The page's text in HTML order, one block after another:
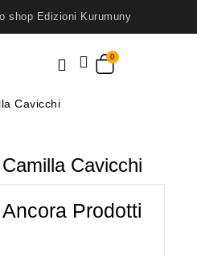
shop Edizioni Kurumuny
Cavicchi
Cavicchi
Prodotti